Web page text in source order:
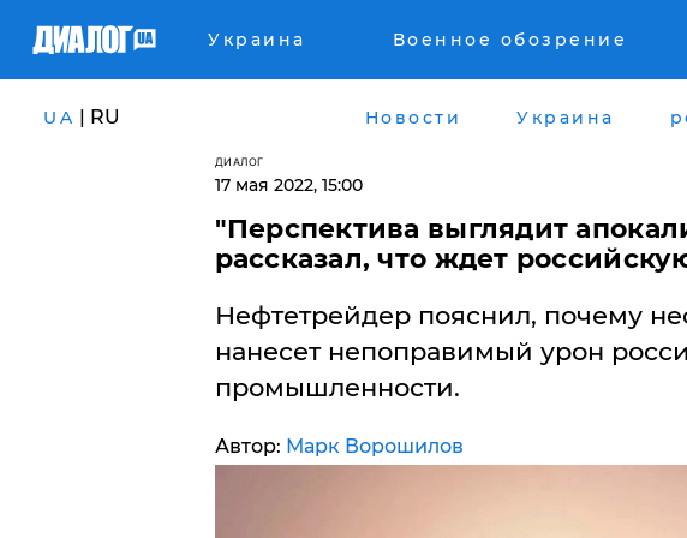
Украина Военное обозрение
UA | RU Новости Украина
ДИАЛОГ
17 мая 2022, 15:00
"Перспектива выглядит
рассказал, что ждет
Нефтетрейдер пояснил, почему
нанесет непоправимый урон
промышленности.
Автор: Марк Ворошилов